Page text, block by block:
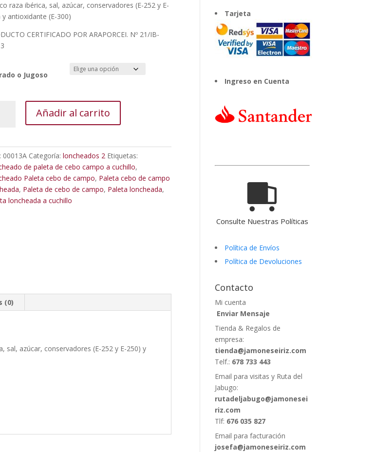
raza ibérica, sal, azúcar, conservadores (E-252 y E-
y antioxidante (E-300)
CERTIFICADO POR ARAPORCEI. Nº 21/IB-
o Jugoso
Añadir al carrito
00013A Categoría:loncheados 2 Etiquetas:
de paleta de cebo campo a cuchillo,
Paleta cebo de campo, Paleta cebo de campo
, Paleta de cebo de campo, Paleta loncheada,
loncheada a cuchillo
(0)
sal, azúcar, conservadores (E-252 y E-250) y
Tarjeta
Ingreso en Cuenta
Consulte Nuestras Políticas
Política de Envíos
Política de Devoluciones
Contacto
Mi cuenta
Enviar Mensaje
Tienda & Regalos de
empresa:
tienda@jamoneseiriz.com
Telf.: 678 733 443
Email para visitas y Ruta del
Jabugo:
rutadeljabugo@jamonesei
riz.com
Tlf: 676 035 827
Email para facturación
josefa@jamoneseiriz.com